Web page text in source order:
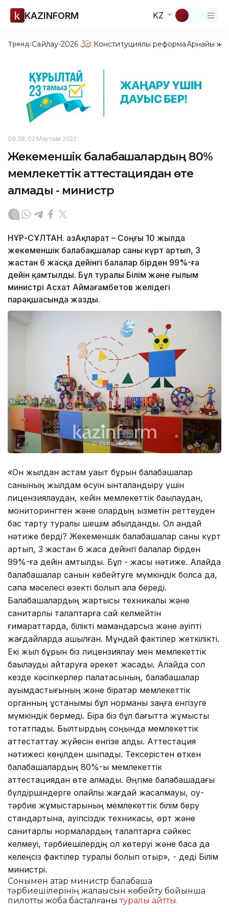
KAZINFORM KZ
Тренд:Сайлау-2026 Конституциялық реформаАрнайы
09:38, 02 Маусым 2022
Жекеменшік балабақшалардың 80%
мемлекеттік аттестациядан өте
алмады - министр
НҰР-СҰЛТАН. ҚазАқпарат – Соңғы 10 жылда
жекеменшік балабақшалар саны күрт артып, 3
жастан 6 жасқа дейінгі балалар бірден 99%-ға
дейін қамтылды. Бұл туралы Білім және ғылым
министрі Асхат Аймағамбетов желідегі
парақшасында жазды.
«Он жылдан астам уақыт бұрын балабақшалар
санының жылдам өсуін ынталандыру үшін
лицензиялаудан, кейін мемлекеттік бақылаудан,
мониторингтен және олардың қызметін реттеуден
бас тарту туралы шешім қабылданды. Ол қандай
нәтиже берді? Жекеменшік балабақшалар саны күрт
артып, 3 жастан 6 жасқа дейінгі балалар бірден
99%-ға дейін қамтылды. Бұл - жақсы нәтиже. Алайда
балабақшалар санын көбейтуге мүмкіндік болса да,
сапа мәселесі өзекті болып қала береді.
Балабақшалардың жартысы техникалық және
санитарлық талаптарға сай келмейтін
ғимараттарда, білікті мамандарсыз және қауіпті
жағдайларда ашылған. Мұндай фактілер жеткілікті.
Екі жыл бұрын біз лицензиялау мен мемлекеттік
бақылауды қайтаруға әрекет жасадық. Алайда сол
кезде кәсіпкерлер палатасының, балабақшалар
қауымдастығының және бірқатар мемлекеттік
органның ұстанымы бұл норманы заңға енгізуге
мүмкіндік бермеді. Бірақ біз бұл бағытта жұмысты
тоқтатпадық. Былтырдың соңында мемлекеттік
аттестаттау жүйесін енгізе алдық. Аттестация
нәтижесі көңілден шықпады. Тексерістен өткен
балабақшалардың 80%-ы мемлекеттік
аттестациядан өте алмады. Әңгіме балабақшадағы
бүлдіршіндерге қолайлы жағдай жасалмауы, оқу-
тәрбие жұмыстарының мемлекеттік білім беру
стандартына, қауіпсіздік техникасы, өрт және
санитарлық нормалардың талаптарға сәйкес
келмеуі, тәрбиешілердің қол көтеруі және басқа да
келеңсіз фактілер туралы болып отыр», - деді Білім
министрі.
Сонымен қатар министр балабақша
тәрбиешілерінің жалақысын көбейту бойынша
пилоттық жоба басталғанытуралы айтты.